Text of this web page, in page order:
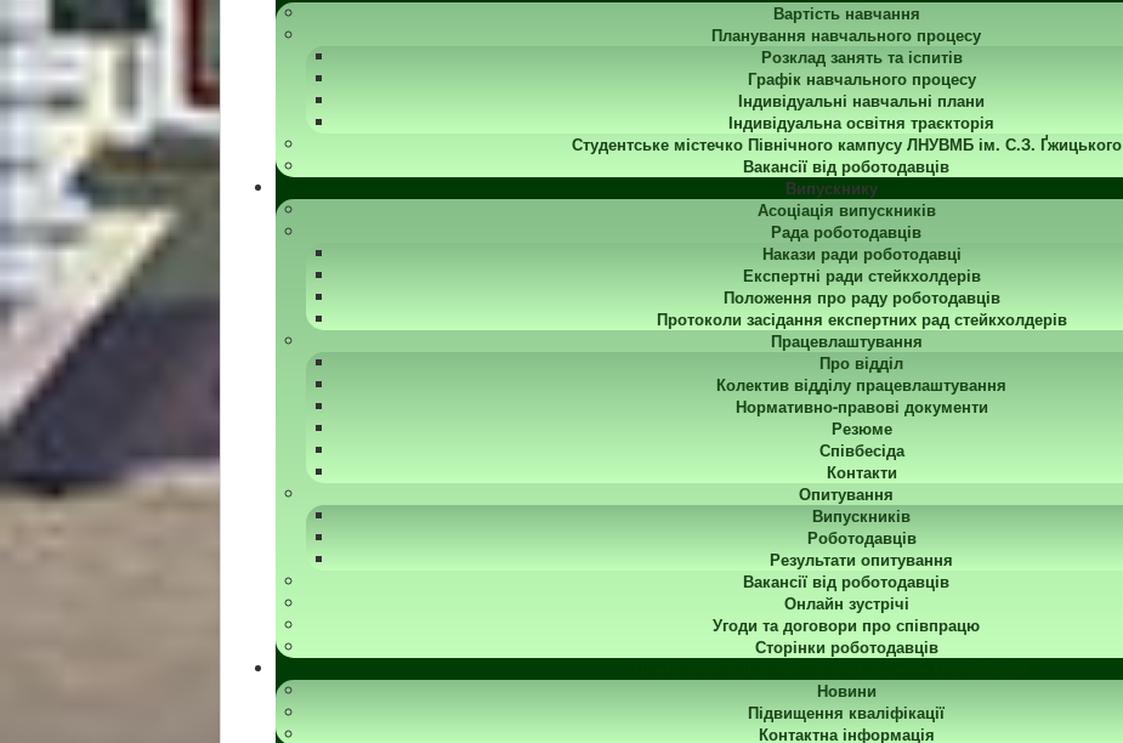
Вартість навчання
Планування навчального процесу
Розклад занять та іспитів
Графік навчального процесу
Індивідуальні навчальні плани
Індивідуальна освітня траєкторія
Студентське містечко Північного кампусу ЛНУВМБ ім. С.З. Ґжицького
Вакансії від роботодавців
Випускнику
Асоціація випускників
Рада роботодавців
Накази ради роботодавці
Експертні ради стейкхолдерів
Положення про раду роботодавців
Протоколи засідання експертних рад стейкхолдерів
Працевлаштування
Про відділ
Колектив відділу працевлаштування
Нормативно-правові документи
Резюме
Співбесіда
Контакти
Опитування
Випускників
Роботодавців
Результати опитування
Вакансії від роботодавців
Онлайн зустрічі
Угоди та договори про співпрацю
Сторінки роботодавців
Новини
Підвищення кваліфікації
Контактна інформація